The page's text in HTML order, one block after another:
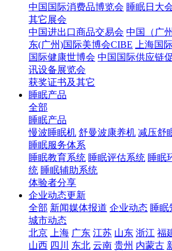
中国国际消费品博览会 睡眠日大
其它展会
中国进出口商品交易会 中国（广
东(广州)国际美博会CIBE
上海国
国际健康世博会 中国国际供应链
讯设备展览会
获奖证书及其它
睡眠产品
全部
睡眠产品
慢波睡眠机 舒曼波康养机 减压舒
睡眠服务体系
睡眠教育系统 睡眠评估系统 睡眠
统 睡眠辅助系统
体验者分享
企业动态更新
全部 新闻媒体报道 企业动态 睡眠
城市动态
北京
上海 广东 江苏 山东 浙江 福
山西 四川 东北 云南 贵州 内蒙古